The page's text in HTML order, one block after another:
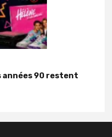
années 90 restent